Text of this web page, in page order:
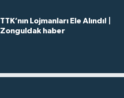
TTK’nın Lojmanları Ele Alındı! |
Zonguldak haber